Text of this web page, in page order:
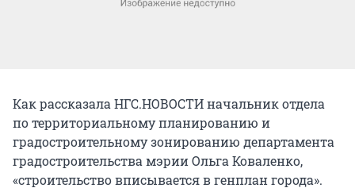
Как рассказала НГС.НОВОСТИ начальник отдела
по территориальному планированию и
градостроительному зонированию департамента
градостроительства мэрии Ольга Коваленко,
«строительство вписывается в генплан города».